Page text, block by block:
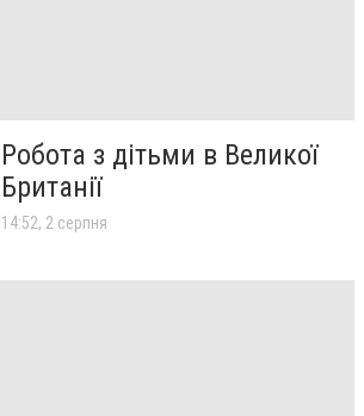
Робота з дітьми в Великої
Британії
14:52, 2 серпня